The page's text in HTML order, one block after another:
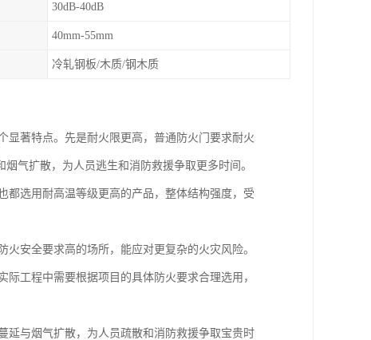
30dB-40dB
40mm-55mm
冷轧钢板/木质/钢木质
显著特点。先是耐火限更高，普通防火门要求耐火
气扩散，为人员逃生和消防救援争取更多时间。
都选用耐高温等级更高的产品，整体结构强度，受
安全要求高的场所，能应对更复杂的火灾风险。
工程中需要根据项目的具体防火要求合理选用，
延与烟气扩散，为人员疏散和消防救援争取宝贵时